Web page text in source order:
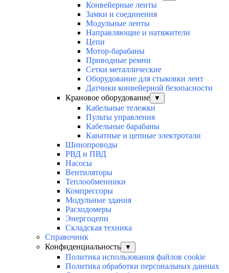
Конвейерные ленты
Замки и соединения
Модульные ленты
Направляющие и натяжители
Цепи
Мотор-барабаны
Приводные ремни
Сетки металлические
Оборудование для стыковки лент
Датчики конвейерной безопасности
Крановое оборудование
▼
Кабельные тележки
Пульты управления
Кабельные барабаны
Канатные и цепные электротали
Шинопроводы
РВД и ПВД
Насосы
Вентиляторы
Теплообменники
Компрессоры
Модульные здания
Расходомеры
Энергоцепи
Складская техника
Справочник
Конфиденциальность
▼
Политика использования файлов cookie
Политика обработки персональных данных